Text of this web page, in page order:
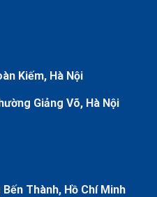
Kiếm, Hà Nội
Giảng Võ, Hà Nội
Thành, Hồ Chí Minh